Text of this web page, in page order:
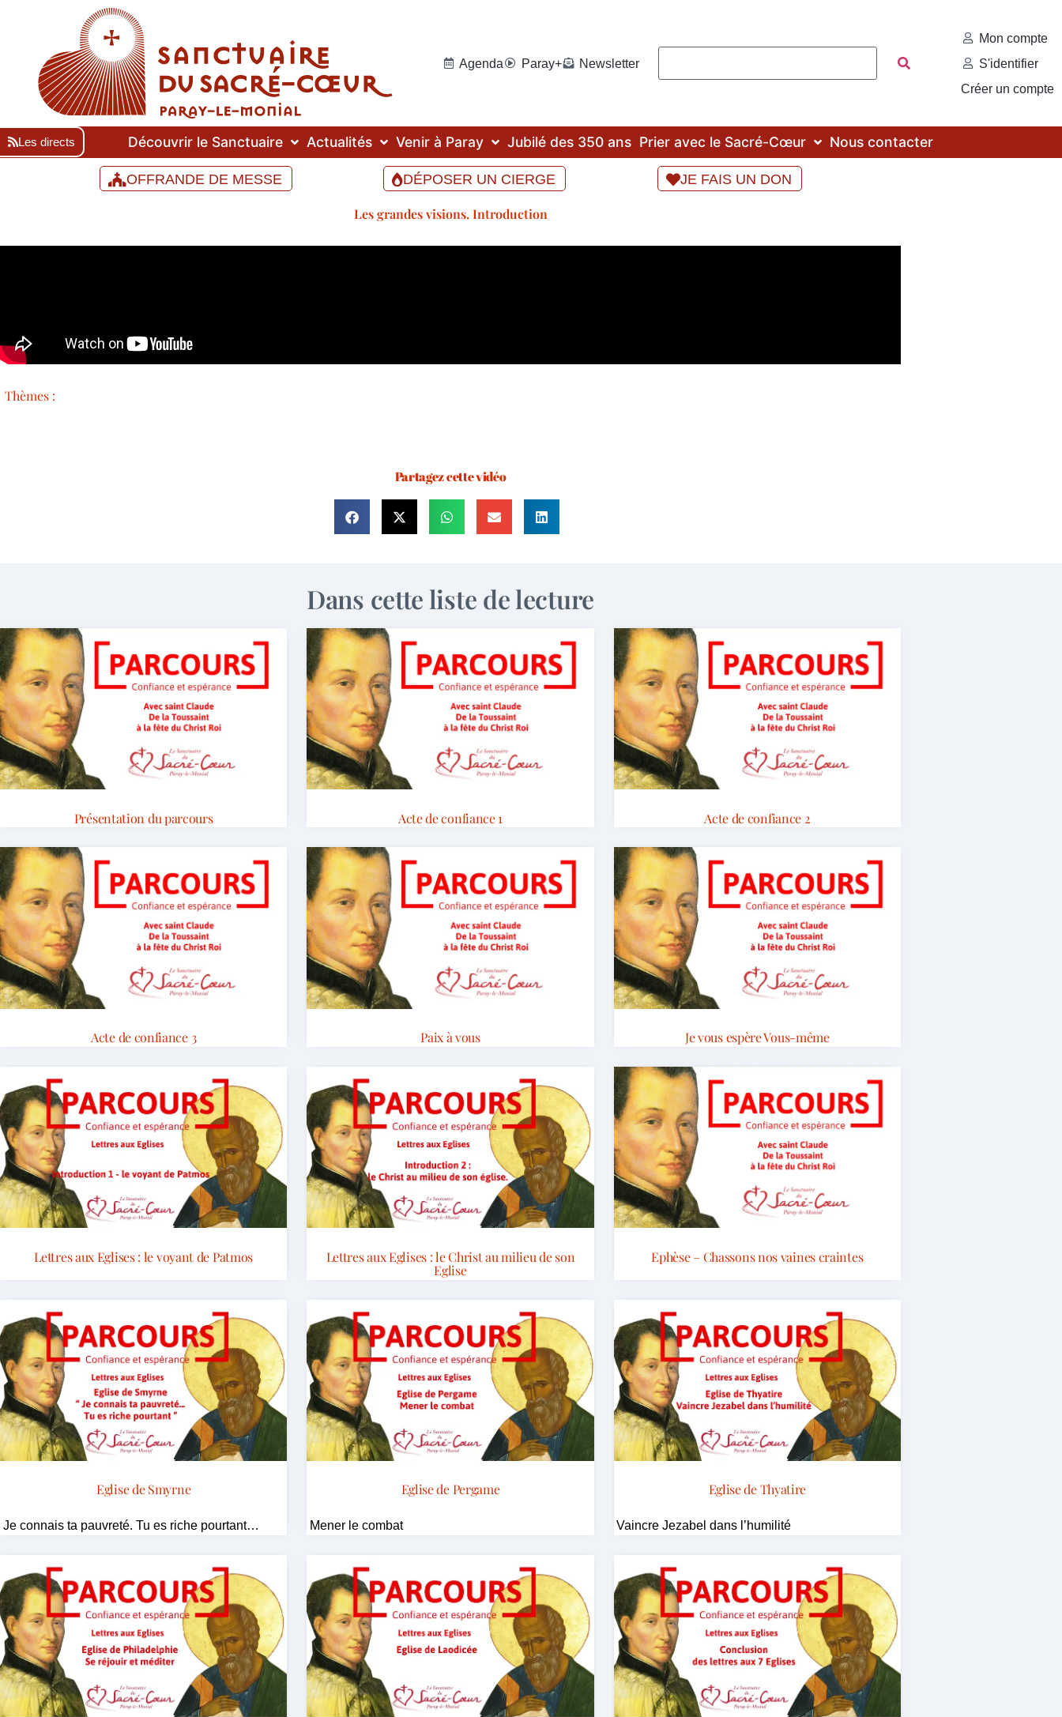
Agenda Paray+ Newsletter
Mon compte
S'identifier
Créer un compte
Les directs Découvrir le Sanctuaire Actualités Venir à Paray Jubilé des 350 ans Prier avec le Sacré-Cœur Nous contacter
OFFRANDE DE MESSE DÉPOSER UN CIERGE JE FAIS UN DON
Les grandes visions. Introduction
Thèmes :
Partagez cette vidéo
Dans cette liste de lecture
Présentation du parcours Acte de confiance 1 Acte de confiance 2
Acte de confiance 3 Paix à vous Je vous espère Vous-même
Lettres aux Eglises : le voyant de Patmos
Lettres aux Eglises : le Christ au milieu de son
Eglise
Ephèse – Chassons nos vaines craintes
Eglise de Smyrne
Je connais ta pauvreté. Tu es riche pourtant…
Eglise de Pergame
Mener le combat
Eglise de Thyatire
Vaincre Jezabel dans l’humilité